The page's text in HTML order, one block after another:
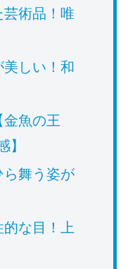
術品！唯
しい！和
金魚の王
】
ら舞う姿が
な目！上